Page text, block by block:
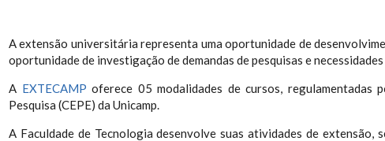
A extensão universitária representa uma oportunidade de
oportunidade de investigação de demandas de pesquisas e
A EXTECAMP oferece 05 modalidades de cursos, regulamentadas
Pesquisa (CEPE) da Unicamp.
A Faculdade de Tecnologia desenvolve suas atividades de